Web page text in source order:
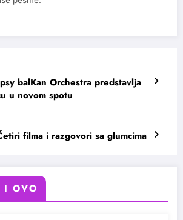
balKan Orchestra predstavlja
u novom spotu
filma i razgovori sa glumcima
I OVO